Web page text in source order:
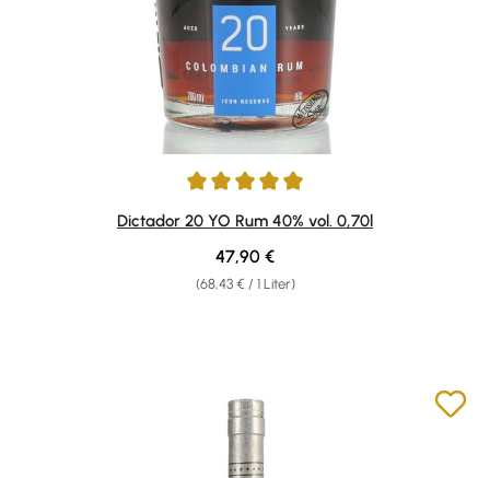
Durchschnittliche Bewertung von 4.91 von 5 Sternen
Dictador 20 YO Rum 40% vol. 0,70l
(68,43 € / 1 Liter)
Regulärer Preis:
47,90 €